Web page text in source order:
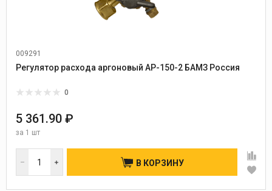
009291
Регулятор расхода аргоновый АР-150-2 БАМЗ Россия
0
5 361.90 ₽
за 1 шт
В КОРЗИНУ